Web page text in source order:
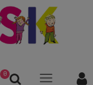
0